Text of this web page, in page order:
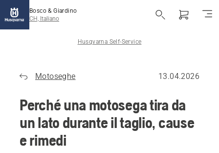
Bosco & Giardino
CH, Italiano
Husqvarna Self-Service
Motoseghe 13.04.2026
Perché una motosega tira da
un lato durante il taglio, cause
e rimedi